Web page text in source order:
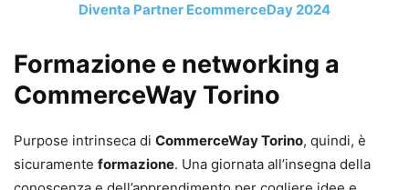
Diventa Partner EcommerceDay 2024
Formazione e networking a
CommerceWay Torino
Purpose intrinseca di CommerceWay Torino, quindi, è
sicuramente formazione. Una giornata all’insegna della